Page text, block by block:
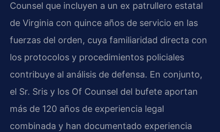
Counsel que incluyen a un ex patrullero estatal
de Virginia con quince años de servicio en las
fuerzas del orden, cuya familiaridad directa con
los protocolos y procedimientos policiales
contribuye al análisis de defensa. En conjunto,
el Sr. Sris y los Of Counsel del bufete aportan
más de 120 años de experiencia legal
combinada y han documentado experiencia